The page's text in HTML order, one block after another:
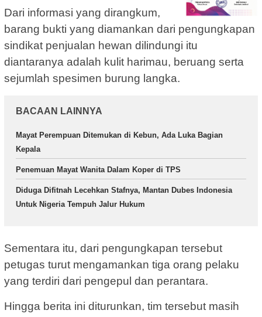
Dari informasi yang dirangkum,
barang bukti yang diamankan dari pengungkapan
sindikat penjualan hewan dilindungi itu
diantaranya adalah kulit harimau, beruang serta
sejumlah spesimen burung langka.
BACAAN LAINNYA
Mayat Perempuan Ditemukan di Kebun, Ada Luka Bagian
Kepala
Penemuan Mayat Wanita Dalam Koper di TPS
Diduga Difitnah Lecehkan Stafnya, Mantan Dubes Indonesia
Untuk Nigeria Tempuh Jalur Hukum
Sementara itu, dari pengungkapan tersebut
petugas turut mengamankan tiga orang pelaku
yang terdiri dari pengepul dan perantara.
Hingga berita ini diturunkan, tim tersebut masih